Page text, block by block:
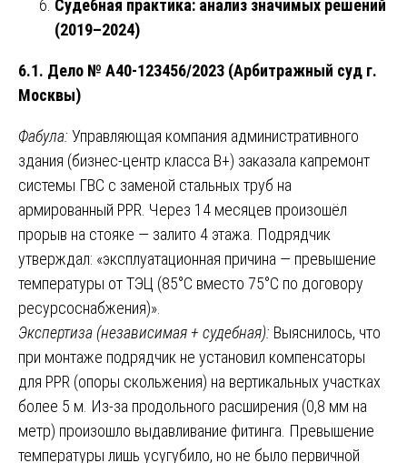
Судебная практика: анализ значимых решений
(2019–2024)
6.1. Дело № А40-123456/2023 (Арбитражный суд г.
Москвы)
Фабула: Управляющая компания административного
здания (бизнес-центр класса B+) заказала капремонт
системы ГВС с заменой стальных труб на
армированный PPR. Через 14 месяцев произошёл
прорыв на стояке — залито 4 этажа. Подрядчик
утверждал: «эксплуатационная причина — превышение
температуры от ТЭЦ (85°C вместо 75°C по договору
ресурсоснабжения)».
Экспертиза (независимая + судебная): Выяснилось, что
при монтаже подрядчик не установил компенсаторы
для PPR (опоры скольжения) на вертикальных участках
более 5 м. Из-за продольного расширения (0,8 мм на
метр) произошло выдавливание фитинга. Превышение
температуры лишь усугубило, но не было первичной